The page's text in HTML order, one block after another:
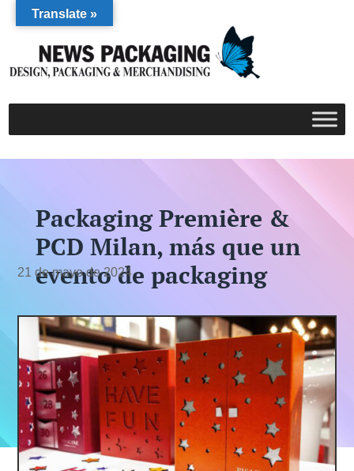
Packaging Première &
PCD Milan, más que un
evento de packaging
21 de mayo de 2024
Translate »